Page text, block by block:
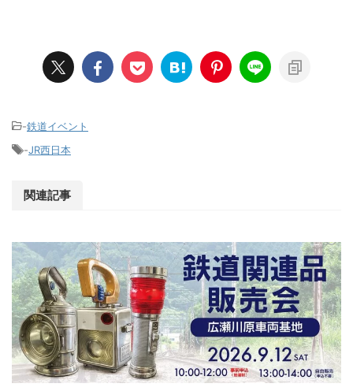
-鉄道イベント
-JR西日本
関連記事